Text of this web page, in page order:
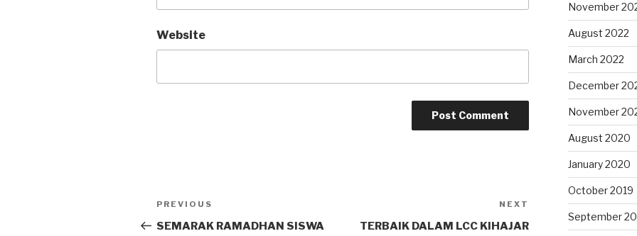
Website
PREVIOUS
SEMARAK RAMADHAN SISWA
NEXT
TERBAIK DALAM LCC KIHAJAR
November
August 2022
March 2022
December
November
August 2020
January 2020
October 2019
September